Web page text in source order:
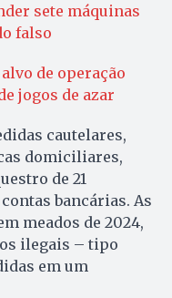
sete máquinas
falso
de operação
jogos de azar
cautelares,
domiciliares,
de 21
bancárias. As
meados de 2024,
ilegais – tipo
em um